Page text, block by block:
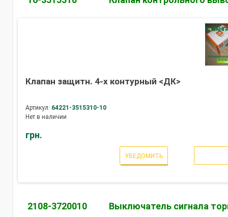
Клапан защитн. 4-х контурный <ДК>
Артикул: 64221-3515310-10
Нет в наличии
грн.
УВЕДОМИТЬ
2108-3720010 Выключатель сигнала